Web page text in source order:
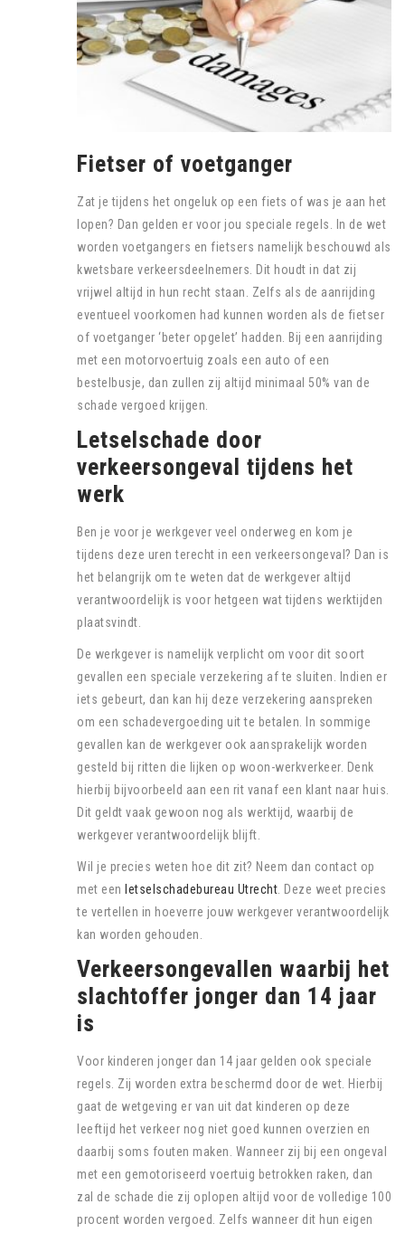
Fietser of voetganger
Zat je tijdens het ongeluk op een fiets of was je aan het
lopen? Dan gelden er voor jou speciale regels. In de wet
worden voetgangers en fietsers namelijk beschouwd als
kwetsbare verkeersdeelnemers. Dit houdt in dat zij
vrijwel altijd in hun recht staan. Zelfs als de aanrijding
eventueel voorkomen had kunnen worden als de fietser
of voetganger ‘beter opgelet’ hadden. Bij een aanrijding
met een motorvoertuig zoals een auto of een
bestelbusje, dan zullen zij altijd minimaal 50% van de
schade vergoed krijgen.
Letselschade door
verkeersongeval tijdens het
werk
Ben je voor je werkgever veel onderweg en kom je
tijdens deze uren terecht in een verkeersongeval? Dan is
het belangrijk om te weten dat de werkgever altijd
verantwoordelijk is voor hetgeen wat tijdens werktijden
plaatsvindt.
De werkgever is namelijk verplicht om voor dit soort
gevallen een speciale verzekering af te sluiten. Indien er
iets gebeurt, dan kan hij deze verzekering aanspreken
om een schadevergoeding uit te betalen. In sommige
gevallen kan de werkgever ook aansprakelijk worden
gesteld bij ritten die lijken op woon-werkverkeer. Denk
hierbij bijvoorbeeld aan een rit vanaf een klant naar huis.
Dit geldt vaak gewoon nog als werktijd, waarbij de
werkgever verantwoordelijk blijft.
Wil je precies weten hoe dit zit? Neem dan contact op
met een letselschadebureau Utrecht. Deze weet precies
te vertellen in hoeverre jouw werkgever verantwoordelijk
kan worden gehouden.
Verkeersongevallen waarbij het
slachtoffer jonger dan 14 jaar
is
Voor kinderen jonger dan 14 jaar gelden ook speciale
regels. Zij worden extra beschermd door de wet. Hierbij
gaat de wetgeving er van uit dat kinderen op deze
leeftijd het verkeer nog niet goed kunnen overzien en
daarbij soms fouten maken. Wanneer zij bij een ongeval
met een gemotoriseerd voertuig betrokken raken, dan
zal de schade die zij oplopen altijd voor de volledige 100
procent worden vergoed. Zelfs wanneer dit hun eigen